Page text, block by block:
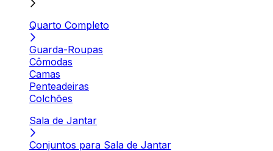
Quarto Completo
Guarda-Roupas
Cômodas
Camas
Penteadeiras
Colchões
Sala de Jantar
Conjuntos para Sala de Jantar